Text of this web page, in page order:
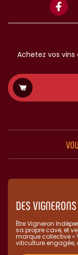
Achetez vos
DES
Être Vigneron
sa propre cave, et
marque collective «
viticulture engagée,